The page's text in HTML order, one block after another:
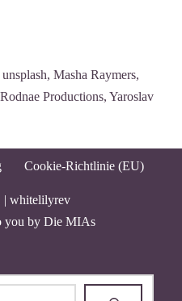
Masha Raymers,
Productions, Yaroslav
Cookie-Richtlinie (EU)
| whitelilyrev
you by Die MIAs